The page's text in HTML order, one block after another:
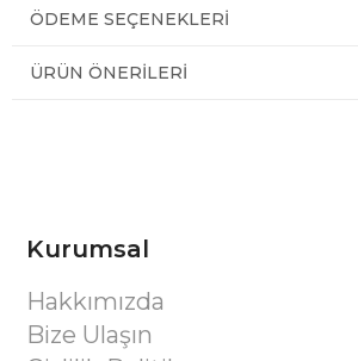
ÖDEME SEÇENEKLERI
ÜRÜN ÖNERILERI
Kurumsal
Hakkımızda
Bize Ulaşın